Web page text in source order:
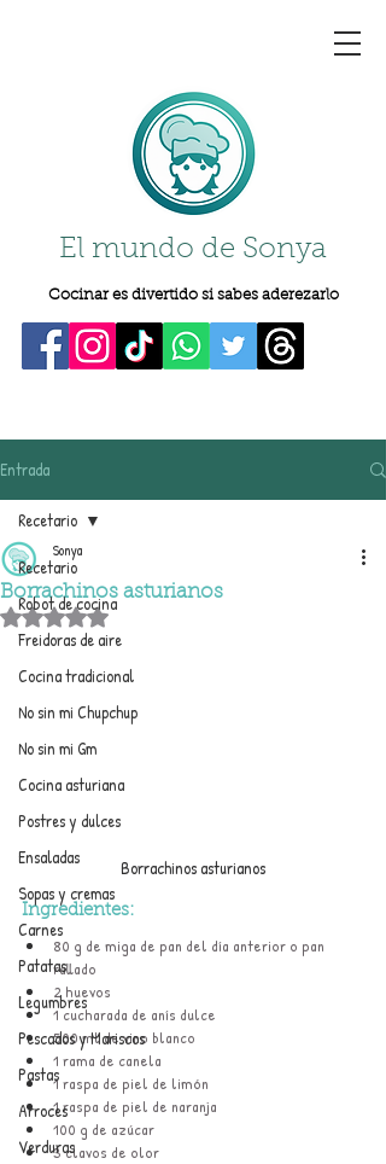
El mundo de Sonya
Cocinar es divertido si sabes aderezarlo
Entrada
Recetario
Robot de cocina
Freidoras de aire
Cocina tradicional
No sin mi Chupchup
No sin mi Gm
Cocina asturiana
Postres y dulces
Ensaladas
Sopas y cremas
Carnes
Patatas
Legumbres
Pescados y Mariscos
Pastas
Arroces
Verduras
Recetario
Borrachinos asturianos
Sonya
Obtuvo NaN de 5 estrellas.
Borrachinos asturianos
Ingredientes:
80 g de miga de pan del día anterior o pan
rallado
2 huevos
1 cucharada de anís dulce
500 ml de vino blanco
1 rama de canela
1 raspa de piel de limón
1 raspa de piel de naranja
100 g de azúcar
3 clavos de olor